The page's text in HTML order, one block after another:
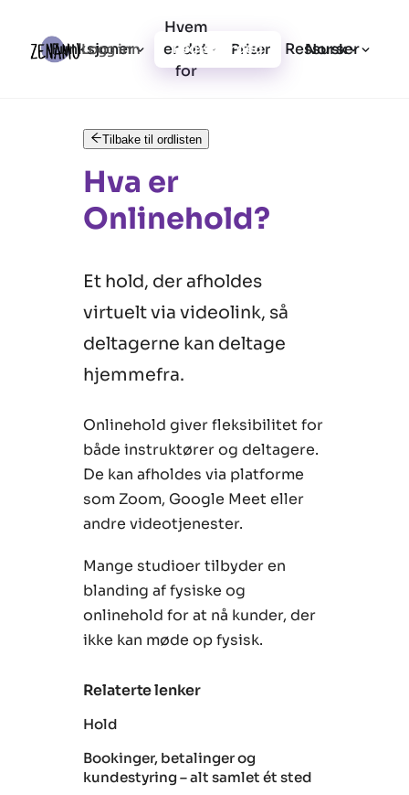
Funksjoner
Hvem
er det
for
Priser Ressurser
Logg inn Registrer deg Norsk
Tilbake til ordlisten
Hva er
Onlinehold?
Et hold, der afholdes
virtuelt via videolink, så
deltagerne kan deltage
hjemmefra.
Onlinehold giver fleksibilitet for
både instruktører og deltagere.
De kan afholdes via platforme
som Zoom, Google Meet eller
andre videotjenester.
Mange studioer tilbyder en
blanding af fysiske og
onlinehold for at nå kunder, der
ikke kan møde op fysisk.
Relaterte lenker
Hold
Bookinger, betalinger og
kundestyring – alt samlet ét sted